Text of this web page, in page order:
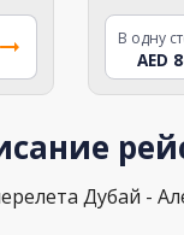
В одну
AED
Дубай -